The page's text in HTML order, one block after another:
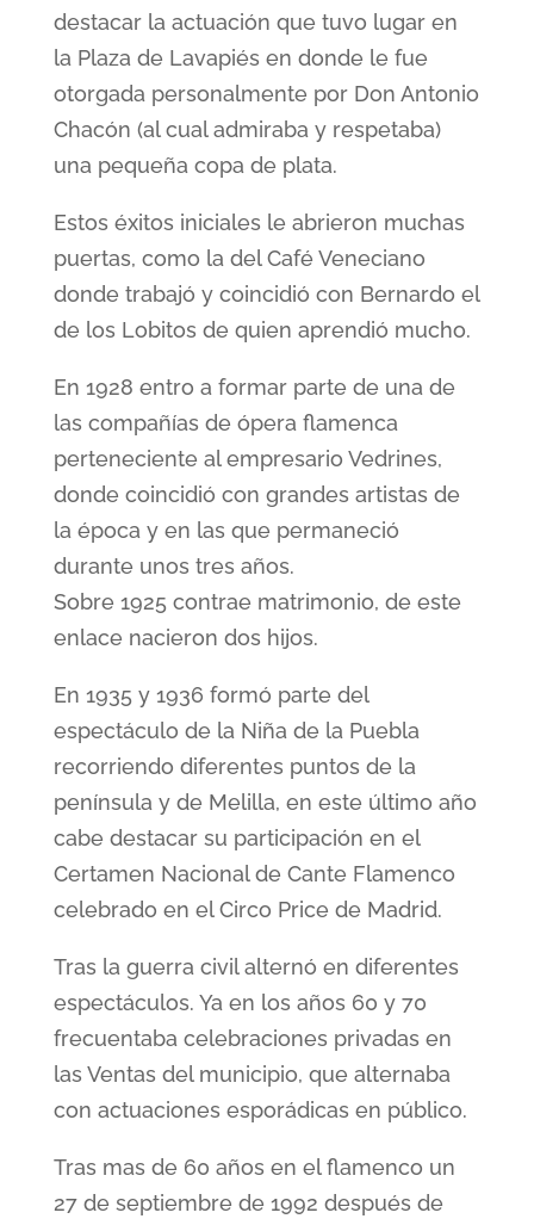
destacar la actuación que tuvo lugar en
la Plaza de Lavapiés en donde le fue
otorgada personalmente por Don Antonio
Chacón (al cual admiraba y respetaba)
una pequeña copa de plata.
Estos éxitos iniciales le abrieron muchas
puertas, como la del Café Veneciano
donde trabajó y coincidió con Bernardo el
de los Lobitos de quien aprendió mucho.
En 1928 entro a formar parte de una de
las compañías de ópera flamenca
perteneciente al empresario Vedrines,
donde coincidió con grandes artistas de
la época y en las que permaneció
durante unos tres años.
Sobre 1925 contrae matrimonio, de este
enlace nacieron dos hijos.
En 1935 y 1936 formó parte del
espectáculo de la Niña de la Puebla
recorriendo diferentes puntos de la
península y de Melilla, en este último año
cabe destacar su participación en el
Certamen Nacional de Cante Flamenco
celebrado en el Circo Price de Madrid.
Tras la guerra civil alternó en diferentes
espectáculos. Ya en los años 60 y 70
frecuentaba celebraciones privadas en
las Ventas del municipio, que alternaba
con actuaciones esporádicas en público.
Tras mas de 60 años en el flamenco un
27 de septiembre de 1992 después de